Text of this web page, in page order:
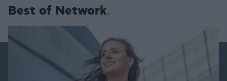
Best of Network